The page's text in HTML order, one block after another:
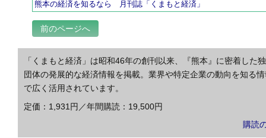
熊本の経済を知るなら 月刊誌「くまもと経済」
前のページへ
「くまもと経済」は昭和46年の創刊以来、『熊本』に密着し
団体の発展的な経済情報を掲載。業界や特定企業の動向を知る
で広く活用されています。
定価：1,931円／年間購読：19,500円
購読